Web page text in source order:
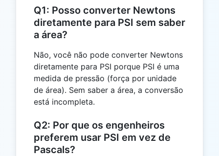
Q1: Posso converter Newtons
diretamente para PSI sem saber
a área?
Não, você não pode converter Newtons
diretamente para PSI porque PSI é uma
medida de pressão (força por unidade
de área). Sem saber a área, a conversão
está incompleta.
Q2: Por que os engenheiros
preferem usar PSI em vez de
Pascals?